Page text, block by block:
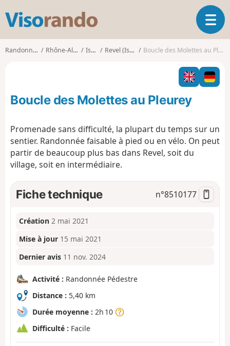
s
o
o
O
u
i
r
l
v
i
i
o
Randonnées Rhône-Alpes Isère Revel (Isère) Boucle des Molettes au Pleurey
Boucle des Molettes au Pleurey
Promenade sans difficulté, la plupart du temps sur un
sentier. Randonnée faisable à pied ou en vélo. On peut
partir de beaucoup plus bas dans Revel, soit du
village, soit en intermédiaire.
Fiche technique n°8510177
Création 2 mai 2021
Mise à jour 15 mai 2021
Dernier avis 11 nov. 2024
Activité : Randonnée Pédestre
Distance : 5,40 km
Durée moyenne : 2h 10
Difficulté : Facile